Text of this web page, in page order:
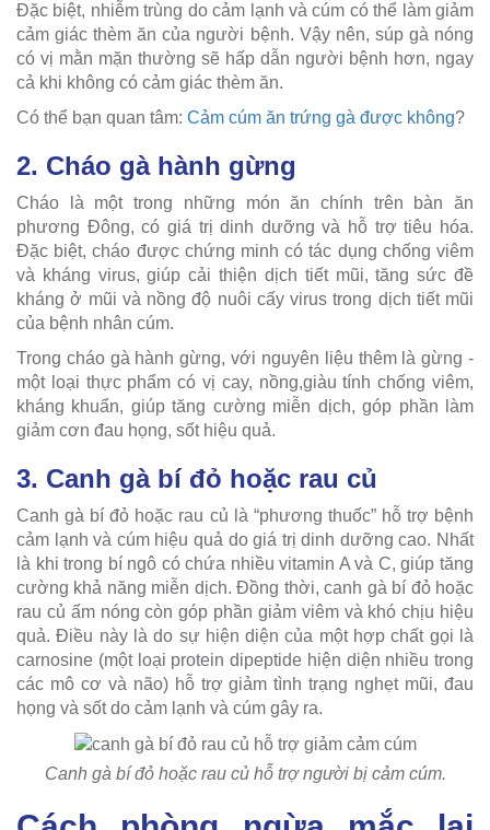
Đặc biệt, nhiễm trùng do cảm lạnh và cúm có thể làm giảm
cảm giác thèm ăn của người bệnh. Vậy nên, súp gà nóng
có vị mằn mặn thường sẽ hấp dẫn người bệnh hơn, ngay
cả khi không có cảm giác thèm ăn.
Có thể bạn quan tâm: Cảm cúm ăn trứng gà được không?
2. Cháo gà hành gừng
Cháo là một trong những món ăn chính trên bàn ăn
phương Đông, có giá trị dinh dưỡng và hỗ trợ tiêu hóa.
Đặc biệt, cháo được chứng minh có tác dụng chống viêm
và kháng virus, giúp cải thiện dịch tiết mũi, tăng sức đề
kháng ở mũi và nồng độ nuôi cấy virus trong dịch tiết mũi
của bệnh nhân cúm.
Trong cháo gà hành gừng, với nguyên liệu thêm là gừng -
một loại thực phẩm có vị cay, nồng,giàu tính chống viêm,
kháng khuẩn, giúp tăng cường miễn dịch, góp phần làm
giảm cơn đau họng, sốt hiệu quả.
3. Canh gà bí đỏ hoặc rau củ
Canh gà bí đỏ hoặc rau củ là “phương thuốc” hỗ trợ bệnh
cảm lạnh và cúm hiệu quả do giá trị dinh dưỡng cao. Nhất
là khi trong bí ngô có chứa nhiều vitamin A và C, giúp tăng
cường khả năng miễn dịch. Đồng thời, canh gà bí đỏ hoặc
rau củ ấm nóng còn góp phần giảm viêm và khó chịu hiệu
quả. Điều này là do sự hiện diện của một hợp chất gọi là
carnosine (một loại protein dipeptide hiện diện nhiều trong
các mô cơ và não) hỗ trợ giảm tình trạng nghẹt mũi, đau
họng và sốt do cảm lạnh và cúm gây ra.
Canh gà bí đỏ hoặc rau củ hỗ trợ người bị cảm cúm.